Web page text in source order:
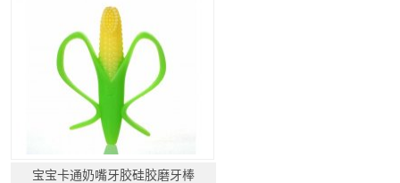
宝宝卡通奶嘴牙胶硅胶磨牙棒